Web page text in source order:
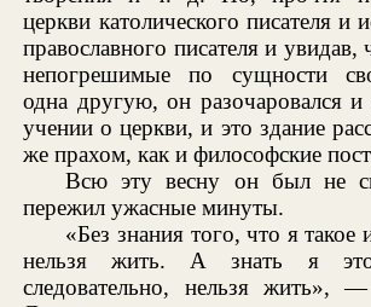
церкви католического писателя и
православного писателя и увидав,
непогрешимые по сущности
одна другую, он разочаровался и
учении о церкви, и это здание
же прахом, как и философские
Всю эту весну он был не
пережил ужасные минуты.
«Без знания того, что я такое
нельзя жить. А знать я
следовательно, нельзя жить»,